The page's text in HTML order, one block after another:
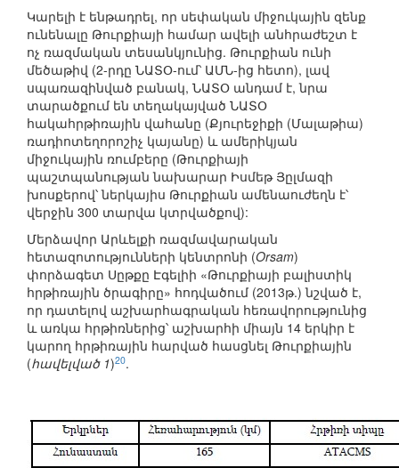
Կարելի է ենթադրել, որ սեփական միջուկային զենք
ունենալը Թուրքիայի համար ավելի անհրաժեշտ է
ոչ ռազմական տեսանկյունից. Թուրքիան ունի
մեծաթիվ (2-րդը ՆԱՏՕ-ում՝ ԱՄՆ-ից հետո), լավ
սպառազինված բանակ, ՆԱՏՕ անդամ է, նրա
տարածքում են տեղակայված ՆԱՏՕ
հակահրթիռային վահանը (Քյուրեջիքի (Մալաթիա)
ռադիոտեղորոշիչ կայանը) և ամերիկյան
միջուկային ռումբերը (Թուրքիայի
պաշտպանության նախարար Իսմեթ Յըլմազի
խոսքերով՝ ներկայիս Թուրքիան ամենաուժեղն է՝
վերջին 300 տարվա կտրվածքով):
Մերձավոր Արևելքի ռազմավարական
հետազոտությունների կենտրոնի (Orsam)
փորձագետ Սըթքը Էգելիի «Թուրքիայի բալիստիկ
հրթիռային ծրագիրը» հոդվածում (2013թ.) նշված է,
որ դատելով աշխարհագրական հեռավորությունից
և առկա հրթիռներից՝ աշխարհի միայն 14 երկիր է
կարող հրթիռային հարված հասցնել Թուրքիային
(հավելված 1)20.